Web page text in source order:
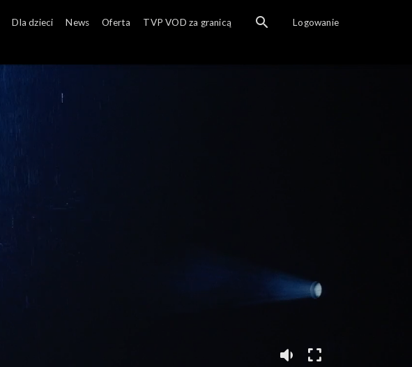
Dla dzieci News Oferta TVP VOD za granicą Logowanie